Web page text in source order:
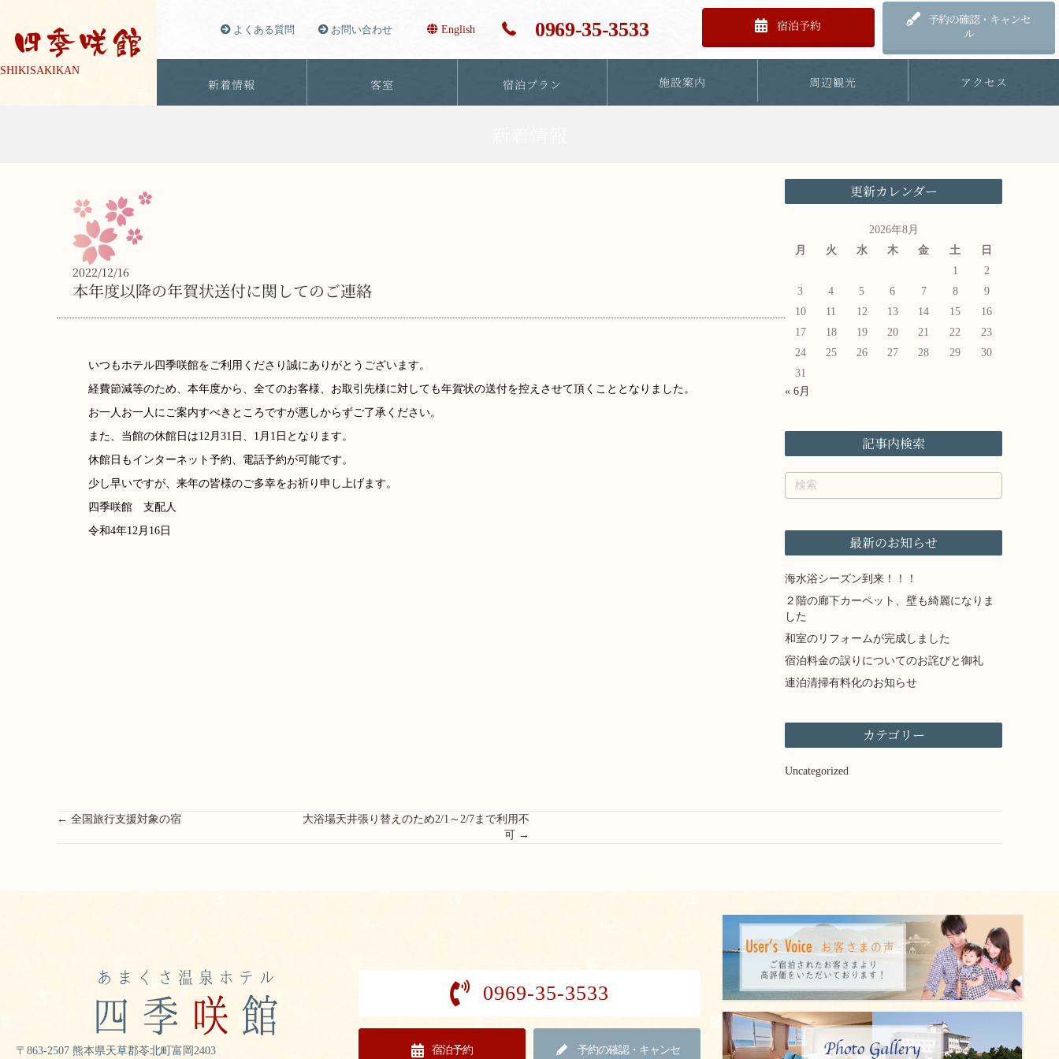
SHIKISAKIKAN
よくある質問 お問い合わせ English 0969-35-3533 宿泊予約
予約の確認・キャンセ
ル
新着情報 客室 宿泊プラン 施設案内 周辺観光 アクセス
2022/12/16
本年度以降の年賀状送付に関してのご連絡
いつもホテル四季咲館をご利用くださり誠にありがとうございます。
経費節減等のため、本年度から、全てのお客様、お取引先様に対しても年賀状の送付を控えさせて頂くこととなりました。
お一人お一人にご案内すべきところですが悪しからずご了承ください。
また、当館の休館日は12月31日、1月1日となります。
休館日もインターネット予約、電話予約が可能です。
少し早いですが、来年の皆様のご多幸をお祈り申し上げます。
四季咲館 支配人
令和4年12月16日
更新カレンダー
2026年8月
月
火 水 木 金 土
日
1
2
3
4 5 6 7 8
9
10
11 12 13 14 15
16
17
18 19 20 21 22
23
24
25 26 27 28 29
30
31
« 6月
記事内検索
最新のお知らせ
海水浴シーズン到来！！！
２階の廊下カーペット、壁も綺麗になりま
した
和室のリフォームが完成しました
宿泊料金の誤りについてのお詫びと御礼
連泊清掃有料化のお知らせ
カテゴリー
Uncategorized
Posts
← 全国旅行支援対象の宿
大浴場天井張り替えのため2/1～2/7まで利用不
可 →
〒863-2507 熊本県天草郡苓北町富岡2403
0969-35-3533
宿泊予約 予約の確認・キャンセ